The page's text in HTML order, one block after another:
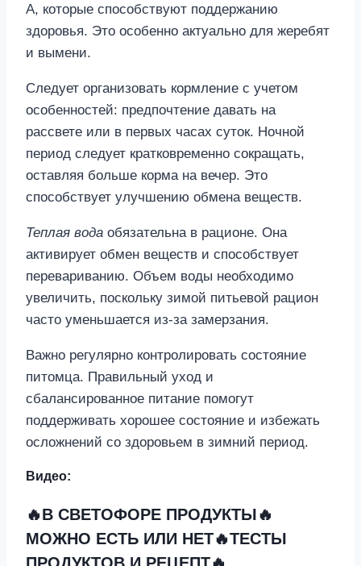
А, которые способствуют поддержанию
здоровья. Это особенно актуально для жеребят
и вымени.
Следует организовать кормление с учетом
особенностей: предпочтение давать на
рассвете или в первых часах суток. Ночной
период следует кратковременно сокращать,
оставляя больше корма на вечер. Это
способствует улучшению обмена веществ.
Теплая вода обязательна в рационе. Она
активирует обмен веществ и способствует
перевариванию. Объем воды необходимо
увеличить, поскольку зимой питьевой рацион
часто уменьшается из-за замерзания.
Важно регулярно контролировать состояние
питомца. Правильный уход и
сбалансированное питание помогут
поддерживать хорошее состояние и избежать
осложнений со здоровьем в зимний период.
Видео:
🔥В СВЕТОФОРЕ ПРОДУКТЫ🔥
МОЖНО ЕСТЬ ИЛИ НЕТ🔥ТЕСТЫ